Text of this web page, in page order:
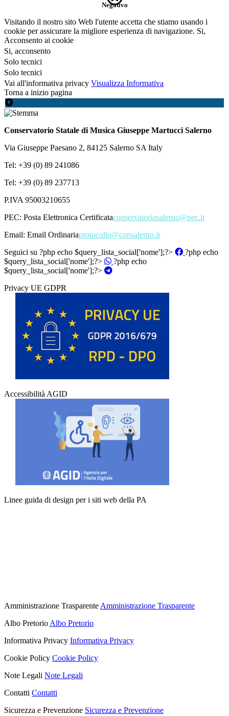
Negativo
Visitando il nostro sito Web l'utente accetta che stiamo usando i
cookie per assicurare la migliore esperienza di navigazione. Si,
Acconsento ai cookie
Si, acconsento
Solo tecnici
Solo tecnici
Vai all'informativa privacy Visualizza Informativa
Torna a inizio pagina
Conservatorio Statale di Musica Giuseppe Martucci Salerno
Via Giuseppe Paesano 2, 84125 Salerno SA Italy
Tel: +39 (0) 89 241086
Tel: +39 (0) 89 237713
P.IVA 95003210655
PEC: Posta Elettronica Certificataconservatoriosalerno@pec.it
Email: Email Ordinariaprotocollo@consalerno.it
Seguici su ?php echo $query_lista_social['nome'];?>
?php echo
$query_lista_social['nome'];?>
?php echo
$query_lista_social['nome'];?>
Privacy UE GDPR
Accessibilità AGID
Linee guida di design per i siti web della PA
Amministrazione Trasparente Amministrazione Trasparente
Albo Pretorio Albo Pretorio
Informativa Privacy Informativa Privacy
Cookie Policy Cookie Policy
Note Legali Note Legali
Contatti Contatti
Sicurezza e Prevenzione Sicurezza e Prevenzione